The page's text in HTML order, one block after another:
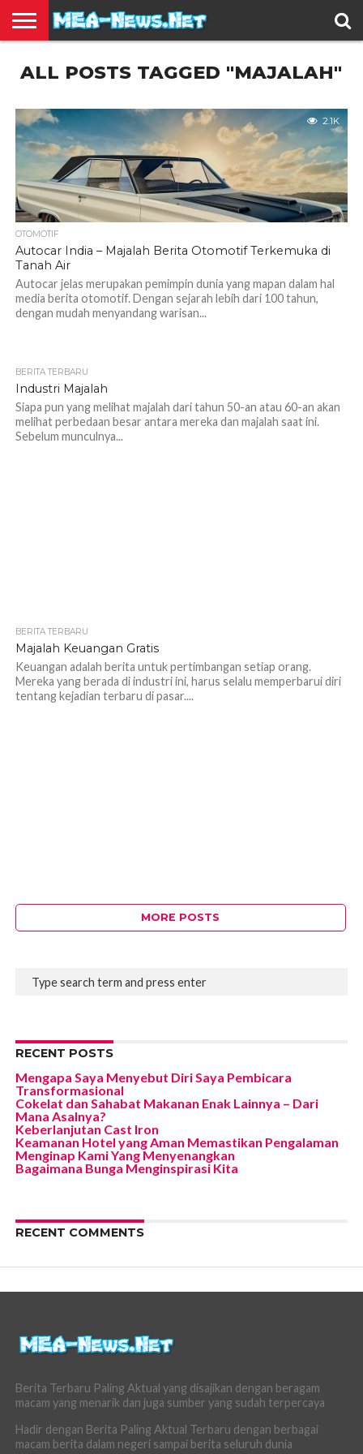
TERBARU
EDUKASI
HIBURAN
INSPIRASI
KESEHATAN
KULINER
OLAH
RAGA
OTOMOTIF
TRAVEL
JUAL
BELI
ALL POSTS TAGGED "MAJALAH"
2.1K
OTOMOTIF
Autocar India – Majalah Berita Otomotif Terkemuka di
Tanah Air
Autocar jelas merupakan pemimpin dunia yang mapan dalam hal
media berita otomotif. Dengan sejarah lebih dari 100 tahun,
dengan mudah menyandang warisan...
BERITA TERBARU
Industri Majalah
Siapa pun yang melihat majalah dari tahun 50-an atau 60-an akan
melihat perbedaan besar antara mereka dan majalah saat ini.
Sebelum munculnya...
BERITA TERBARU
Majalah Keuangan Gratis
Keuangan adalah berita untuk pertimbangan setiap orang.
Mereka yang berada di industri ini, harus selalu memperbarui diri
tentang kejadian terbaru di pasar....
MORE POSTS
RECENT POSTS
Mengapa Saya Menyebut Diri Saya Pembicara
Transformasional
Cokelat dan Sahabat Makanan Enak Lainnya – Dari
Mana Asalnya?
Keberlanjutan Cast Iron
Keamanan Hotel yang Aman Memastikan Pengalaman
Menginap Kami Yang Menyenangkan
Bagaimana Bunga Menginspirasi Kita
RECENT COMMENTS
Berita Terbaru Paling Aktual yang disajikan dengan beragam
macam yang menarik dan juga sumber yang sudah terpercaya
Hadir dengan Berita Paling Aktual Terbaru dengan berbagai
macam berita dalam negeri sampai berita seluruh dunia